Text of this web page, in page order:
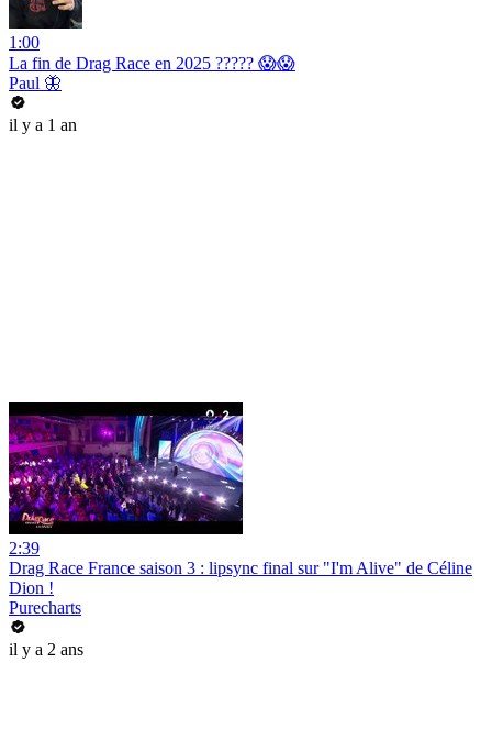
1:00
La fin de Drag Race en 2025 ????? 😱😱
Paul 🦋
il y a 1 an
2:39
Drag Race France saison 3 : lipsync final sur "I'm Alive" de Céline
Dion !
Purecharts
il y a 2 ans